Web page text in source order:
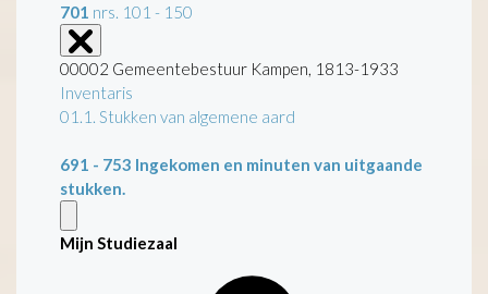
701 nrs. 101 - 150
00002 Gemeentebestuur Kampen, 1813-1933
Inventaris
01.1. Stukken van algemene aard
691 - 753 Ingekomen en minuten van uitgaande
stukken.
Mijn Studiezaal